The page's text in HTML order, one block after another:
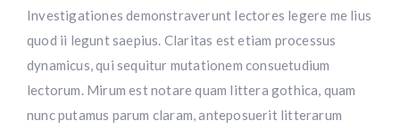
Investigationes demonstraverunt lectores legere me lius
quod ii legunt saepius. Claritas est etiam processus
dynamicus, qui sequitur mutationem consuetudium
lectorum. Mirum est notare quam littera gothica, quam
nunc putamus parum claram, anteposuerit litterarum